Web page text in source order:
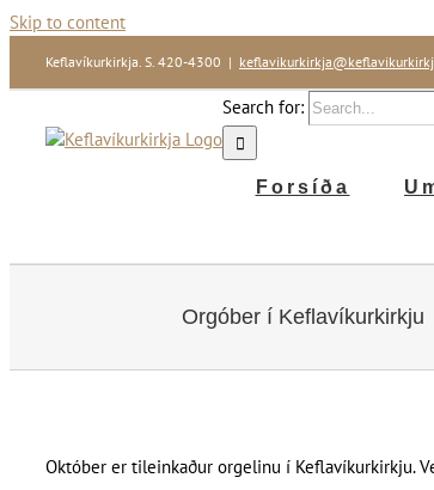
Skip to content
Keflavíkurkirkja. S. 420-4300 |
Search for:
Forsíða
Orgóber í Keflavíkurkirkju
Október er tileinkaður orgelinu í Keflavíkurkirkju.